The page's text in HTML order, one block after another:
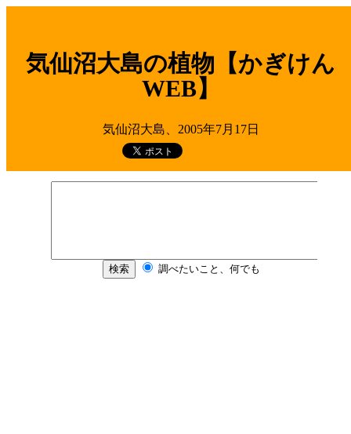
気仙沼大島の植物【かぎけん
WEB】
気仙沼大島、2005年7月17日